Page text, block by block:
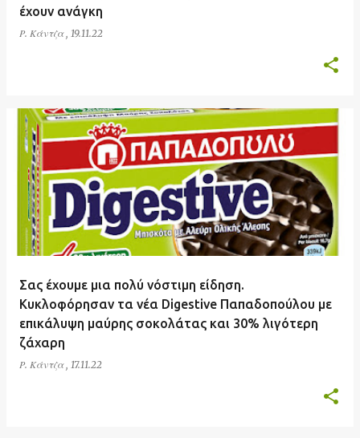
έχουν ανάγκη
Ρ. Κάντζα , 19.11.22
Σας έχουμε μια πολύ νόστιμη είδηση.
Κυκλοφόρησαν τα νέα Digestive Παπαδοπούλου με
επικάλυψη μαύρης σοκολάτας και 30% λιγότερη
ζάχαρη
Ρ. Κάντζα , 17.11.22